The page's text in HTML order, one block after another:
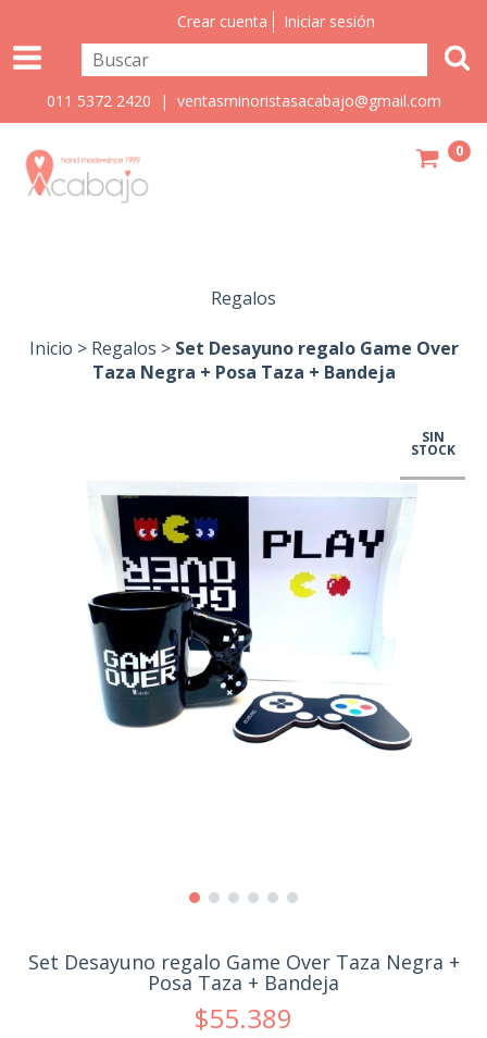
Crear cuenta Iniciar sesión
011 5372 2420 | ventasminoristasacabajo@gmail.com
0
Regalos
Inicio > Regalos > Set Desayuno regalo Game Over
Taza Negra + Posa Taza + Bandeja
SIN
STOCK
Set Desayuno regalo Game Over Taza Negra +
Posa Taza + Bandeja
$55.389